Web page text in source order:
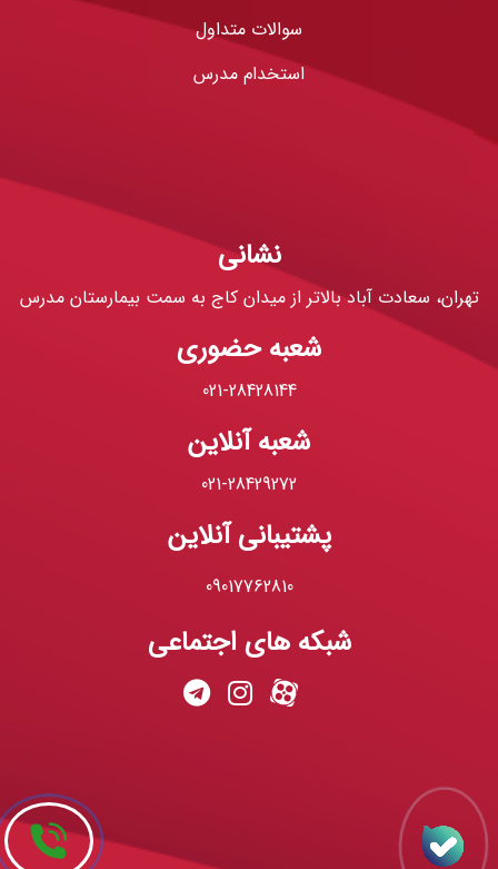
سوالات متداول
استخدام مدرس
نشانی
تهران، سعادت آباد بالاتر از میدان کاج به سمت بیمارستان مدرس
شعبه حضوری
021-28428144
شعبه آنلاین
021-28429272
پشتیبانی آنلاین
09017762810
شبکه های اجتماعی